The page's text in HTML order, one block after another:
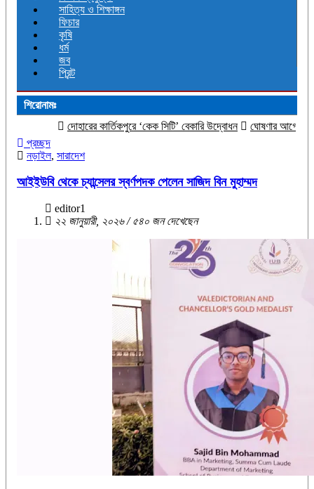
সাহিত্য ও শিক্ষাঙ্গন
ফিচার
কৃষি
ধর্ম
জব
প্রিন্ট
শিরোনামঃ
দোহারের কার্তিকপুরে ‘কেক সিটি’ বেকারি উদ্বোধন
ঘোষণার আগেই স্যামসাং
প্রচ্ছদ
নড়াইল, সারাদেশ
আইইউবি থেকে চ্যান্সেলর স্বর্ণপদক পেলেন সাজিদ বিন মুহাম্মদ
editor1
২২ জানুয়ারী, ২০২৬ / ৫৪০ জন দেখেছেন